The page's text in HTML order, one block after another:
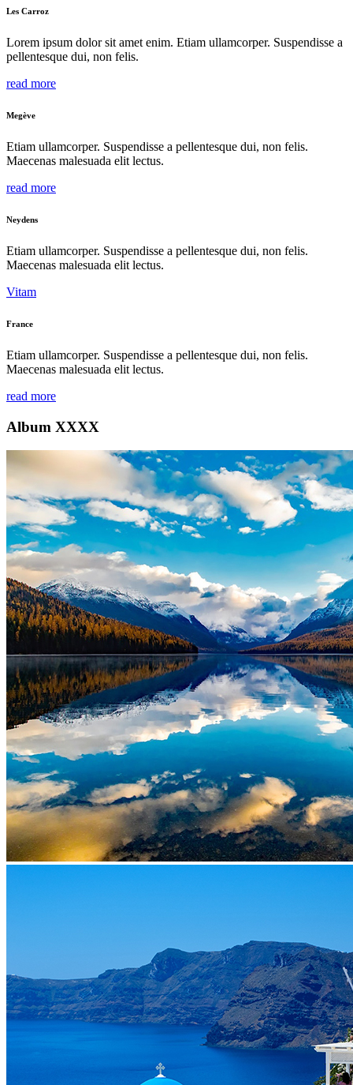
Les Carroz
Lorem ipsum dolor sit amet enim. Etiam ullamcorper. Suspendisse a
pellentesque dui, non felis.
read more
Megève
Etiam ullamcorper. Suspendisse a pellentesque dui, non felis.
Maecenas malesuada elit lectus.
read more
Neydens
Etiam ullamcorper. Suspendisse a pellentesque dui, non felis.
Maecenas malesuada elit lectus.
Vitam
France
Etiam ullamcorper. Suspendisse a pellentesque dui, non felis.
Maecenas malesuada elit lectus.
read more
Album XXXX